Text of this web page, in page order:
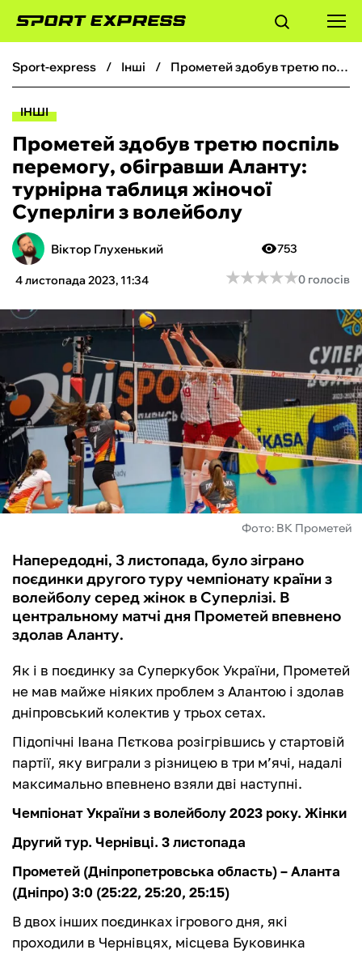
ФУТБОЛ
БОКС
ХОКЕЙ
ТЕНІС
КІБЕРСПОРТ
ЧС-2026
ФУТЗАЛ
ІНШІ
БУКМЕКЕРИ
sport-express інші Прометей здобув третю поспіль перемогу, обігравши Аланту: турнірна таблиця жіночої Суперліги з волейболу
ІНШІ
Прометей здобув третю поспіль
перемогу, обігравши Аланту:
турнірна таблиця жіночої
Суперліги з волейболу
Віктор Глухенький
4 листопада 2023, 11:34
753
★★★★★
★★★★★0 голосів
Фото: ВК Прометей
Напередодні, 3 листопада, було зіграно
поєдинки другого туру чемпіонату країни з
волейболу серед жінок в Суперлізі. В
центральному матчі дня Прометей впевнено
здолав Аланту.
Як і в поєдинку за Суперкубок України, Прометей
не мав майже ніяких проблем з Алантою і здолав
дніпровський колектив у трьох сетах.
Підопічні Івана Пєткова розігрівшись у стартовій
партії, яку виграли з різницею в три м’ячі, надалі
максимально впевнено взяли дві наступні.
Чемпіонат України з волейболу 2023 року. Жінки
Другий тур. Чернівці. 3 листопада
Прометей (Дніпропетровська область) – Аланта
(Дніпро) 3:0 (25:22, 25:20, 25:15)
В двох інших поєдинках ігрового дня, які
проходили в Чернівцях, місцева Буковинка